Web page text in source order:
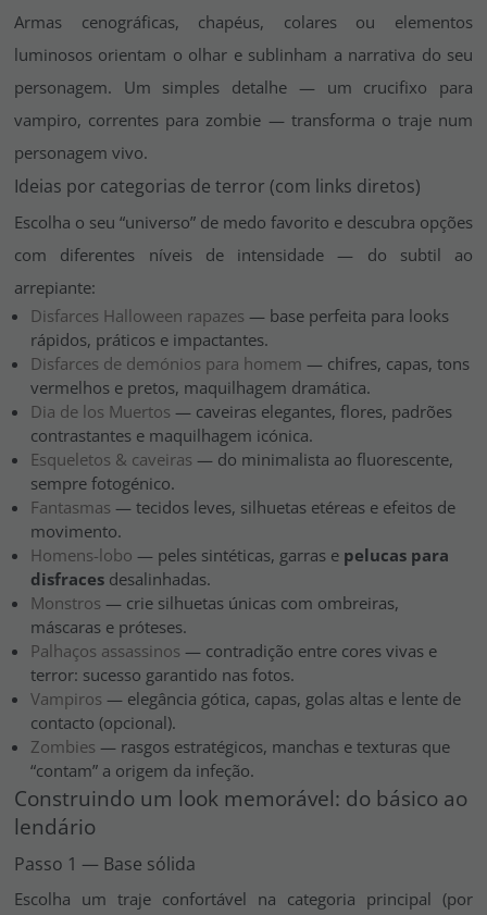
Armas cenográficas, chapéus, colares ou elementos
luminosos orientam o olhar e sublinham a narrativa do seu
personagem. Um simples detalhe — um crucifixo para
vampiro, correntes para zombie — transforma o traje num
personagem vivo.
Ideias por categorias de terror (com links diretos)
Escolha o seu “universo” de medo favorito e descubra opções
com diferentes níveis de intensidade — do subtil ao
arrepiante:
Disfarces Halloween rapazes — base perfeita para looks
rápidos, práticos e impactantes.
Disfarces de demónios para homem — chifres, capas, tons
vermelhos e pretos, maquilhagem dramática.
Dia de los Muertos — caveiras elegantes, flores, padrões
contrastantes e maquilhagem icónica.
Esqueletos & caveiras — do minimalista ao fluorescente,
sempre fotogénico.
Fantasmas — tecidos leves, silhuetas etéreas e efeitos de
movimento.
Homens-lobo — peles sintéticas, garras e pelucas para
disfraces desalinhadas.
Monstros — crie silhuetas únicas com ombreiras,
máscaras e próteses.
Palhaços assassinos — contradição entre cores vivas e
terror: sucesso garantido nas fotos.
Vampiros — elegância gótica, capas, golas altas e lente de
contacto (opcional).
Zombies — rasgos estratégicos, manchas e texturas que
“contam” a origem da infeção.
Construindo um look memorável: do básico ao
lendário
Passo 1 — Base sólida
Escolha um traje confortável na categoria principal (por